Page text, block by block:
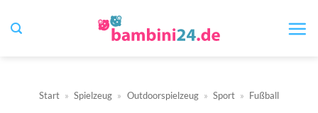
Inhalt
Start » Spielzeug » Outdoorspielzeug » Sport » Fußball